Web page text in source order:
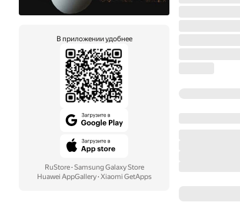
В приложении удобнее
RuStore· Samsung Galaxy Store
Huawei AppGallery· Xiaomi GetApps